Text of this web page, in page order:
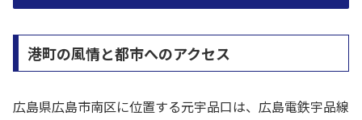
港町の風情と都市へのアクセス
広島県広島市南区に位置する元宇品口は、広島電鉄宇品線